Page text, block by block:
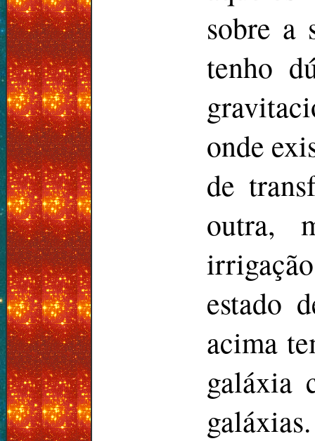
sobre a
tenho
onde
de
outra,
estado
acima
galáxia
galáxias.